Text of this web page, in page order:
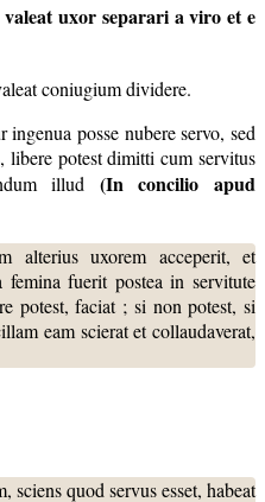
uxor separari a viro et e
coniugium dividere.
posse nubere servo, sed
libere potest dimitti cum servitus
illud (In concilio apud
alterius uxorem acceperit, et
fuerit postea in servitute
potest, faciat ; si non potest, si
eam scierat et collaudaverat,
sciens quod servus esset, habeat